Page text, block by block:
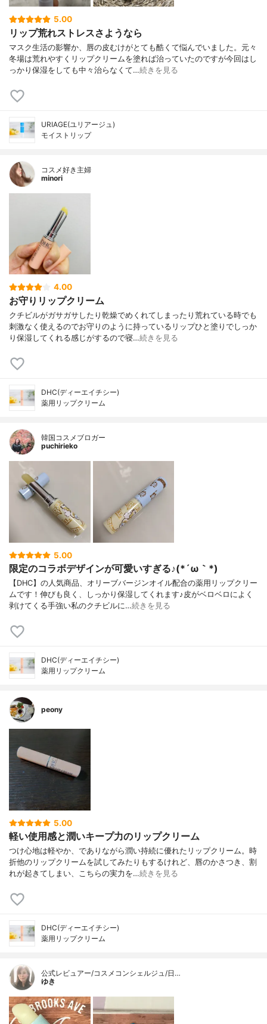
5.00
リップ荒れストレスさようなら
マスク生活の影響か、唇の皮むけがとても酷くて悩んでいました。元々
冬場は荒れやすくリップクリームを塗れば治っていたのですが今回はし
っかり保湿をしても中々治らなくて…続きを見る
URIAGE(ユリアージュ)
モイストリップ
コスメ好き主婦
minori
4.00
お守りリップクリーム
クチビルがガサガサしたり乾燥でめくれてしまったり荒れている時でも
刺激なく使えるのでお守りのように持っているリップひと塗りでしっか
り保湿してくれる感じがするので寝…続きを見る
DHC(ディーエイチシー)
薬用リップクリーム
韓国コスメブロガー
puchirieko
5.00
限定のコラボデザインが可愛いすぎる♪(*´ω｀*)
【DHC】の人気商品、オリーブバージンオイル配合の薬用リップクリー
ムです！伸びも良く、しっかり保湿してくれます♪皮がベロベロによく
剥けてくる手強い私のクチビルに…続きを見る
DHC(ディーエイチシー)
薬用リップクリーム
peony
5.00
軽い使用感と潤いキープ力のリップクリーム
つけ心地は軽やか、でありながら潤い持続に優れたリップクリーム。時
折他のリップクリームを試してみたりもするけれど、唇のかさつき、割
れが起きてしまい、こちらの実力を…続きを見る
DHC(ディーエイチシー)
薬用リップクリーム
公式レビュアー/コスメコンシェルジュ/日…
ゆき